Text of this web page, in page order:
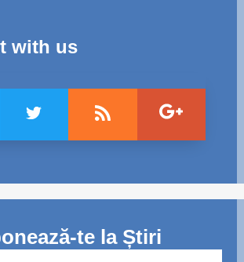
with us
te la Știri